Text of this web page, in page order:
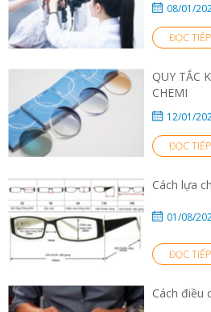
08/01/
ĐỌC TIẾP
QUY TẮC
CHEMI
12/01/
ĐỌC TIẾP
Cách lựa
01/08/
ĐỌC TIẾP
Cách điều